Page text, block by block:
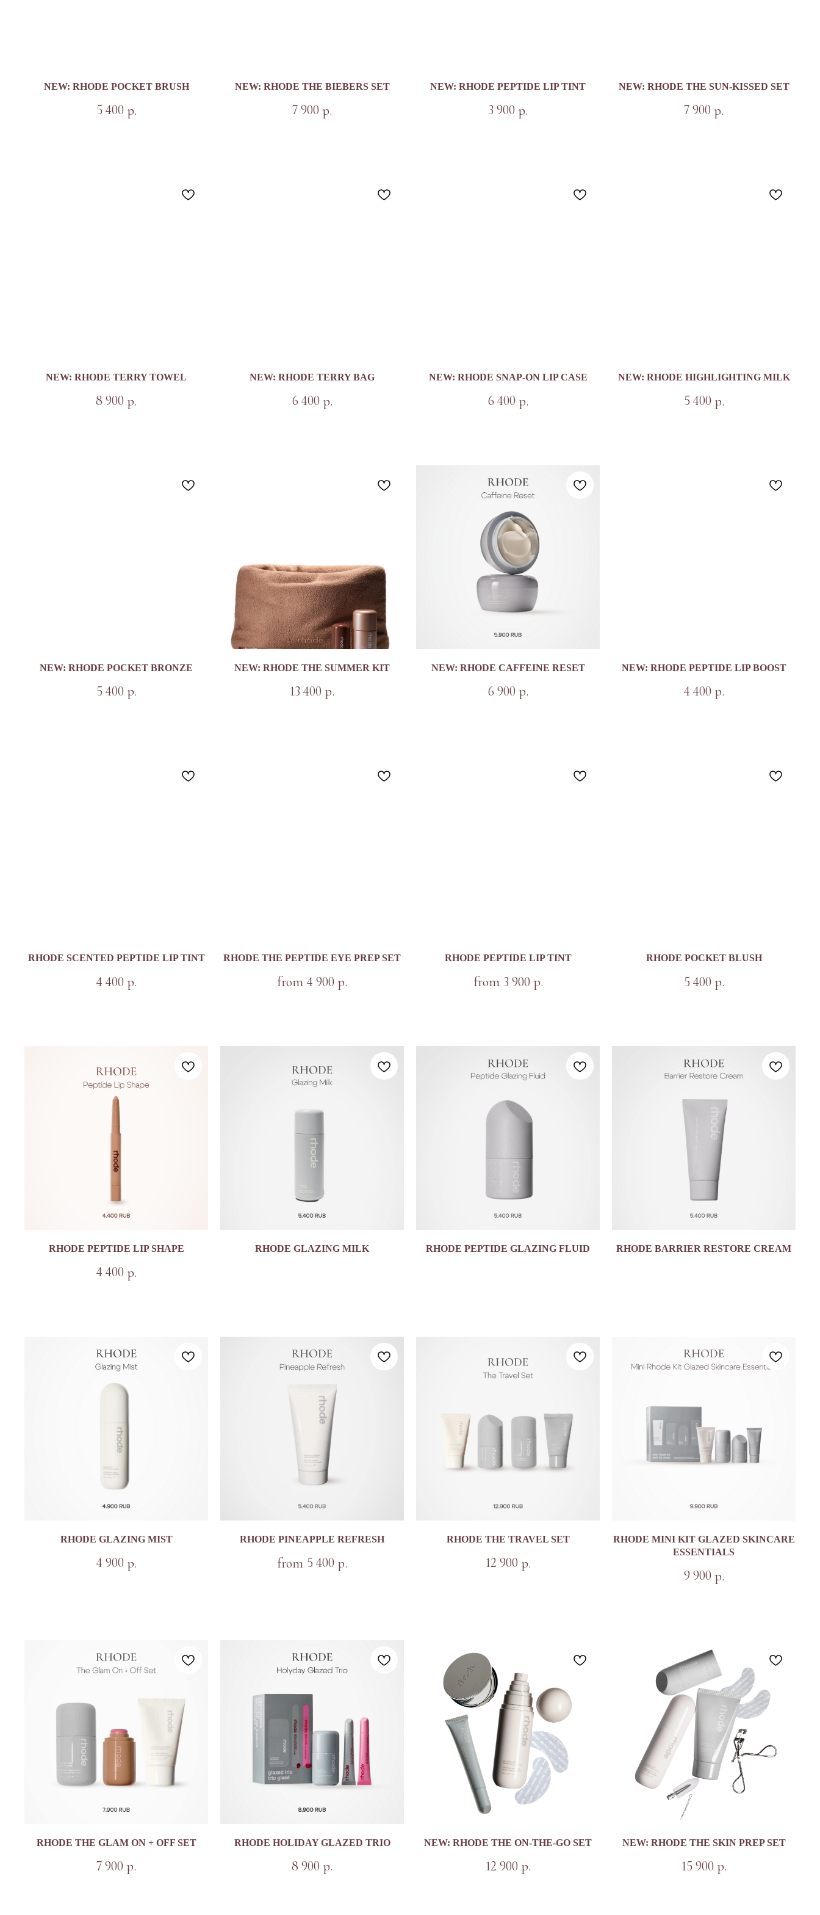
NEW: RHODE POCKET BRUSH
5 400 р.
NEW: RHODE THE BIEBERS SET
7 900 р.
NEW: RHODE PEPTIDE LIP TINT
3 900 р.
NEW: RHODE THE SUN-KISSED SET
7 900 р.
NEW: RHODE TERRY TOWEL
8 900 р.
NEW: RHODE TERRY BAG
6 400 р.
NEW: RHODE SNAP-ON LIP CASE
6 400 р.
NEW: RHODE HIGHLIGHTING MILK
5 400 р.
NEW: RHODE POCKET BRONZE
5 400 р.
NEW: RHODE THE SUMMER KIT
13 400 р.
NEW: RHODE CAFFEINE RESET
6 900 р.
NEW: RHODE PEPTIDE LIP BOOST
4 400 р.
RHODE SCENTED PEPTIDE LIP TINT
4 400 р.
RHODE THE PEPTIDE EYE PREP SET
from 4 900 р.
RHODE PEPTIDE LIP TINT
from 3 900 р.
RHODE POCKET BLUSH
5 400 р.
RHODE PEPTIDE LIP SHAPE
4 400 р.
RHODE GLAZING MILK RHODE PEPTIDE GLAZING FLUID RHODE BARRIER RESTORE CREAM
RHODE GLAZING MIST
4 900 р.
RHODE PINEAPPLE REFRESH
from 5 400 р.
RHODE THE TRAVEL SET
12 900 р.
RHODE MINI KIT GLAZED SKINCARE
ESSENTIALS
9 900 р.
RHODE THE GLAM ON + OFF SET
7 900 р.
RHODE HOLIDAY GLAZED TRIO
8 900 р.
NEW: RHODE THE ON-THE-GO SET
12 900 р.
NEW: RHODE THE SKIN PREP SET
15 900 р.